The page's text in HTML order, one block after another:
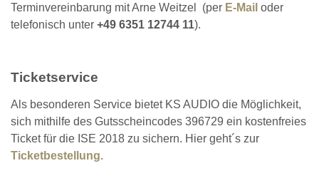
Terminvereinbarung mit Arne Weitzel (per E-Mail oder
telefonisch unter +49 6351 12744 11).
Ticketservice
Als besonderen Service bietet KS AUDIO die Möglichkeit,
sich mithilfe des Gutsscheincodes 396729 ein kostenfreies
Ticket für die ISE 2018 zu sichern. Hier geht´s zur
Ticketbestellung.